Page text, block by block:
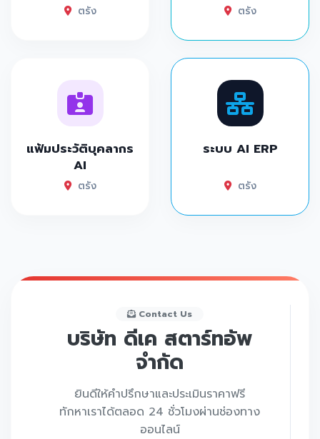
ตรัง ตรัง
แฟ้มประวัติบุคลากร
AI
ตรัง
ระบบ AI ERP
ตรัง
Contact Us
บริษัท ดีเค สตาร์ทอัพ
จำกัด
ยินดีให้คำปรึกษาและประเมินราคาฟรี
ทักหาเราได้ตลอด 24 ชั่วโมงผ่านช่องทาง
ออนไลน์